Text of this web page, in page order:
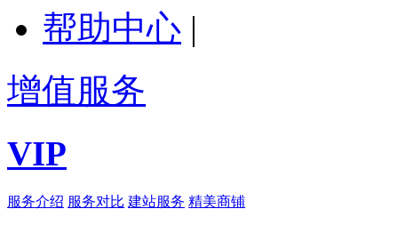
帮助中心 |
增值服务
VIP
服务介绍 服务对比 建站服务 精美商铺